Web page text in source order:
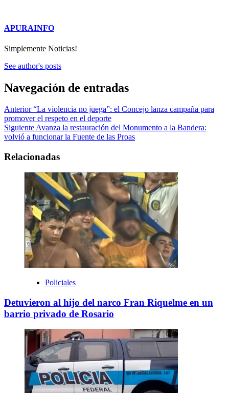
APURAINFO
Simplemente Noticias!
See author's posts
Navegación de entradas
Anterior“La violencia no juega”: el Concejo lanza campaña para
promover el respeto en el deporte
SiguienteAvanza la restauración del Monumento a la Bandera:
volvió a funcionar la Fuente de las Proas
Relacionadas
Policiales
Detuvieron al hijo del narco Fran Riquelme en un
barrio privado de Rosario